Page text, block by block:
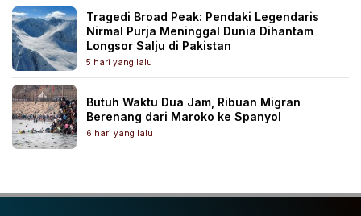
Tragedi Broad Peak: Pendaki Legendaris
Nirmal Purja Meninggal Dunia Dihantam
Longsor Salju di Pakistan
5 hari yang lalu
Butuh Waktu Dua Jam, Ribuan Migran
Berenang dari Maroko ke Spanyol
6 hari yang lalu